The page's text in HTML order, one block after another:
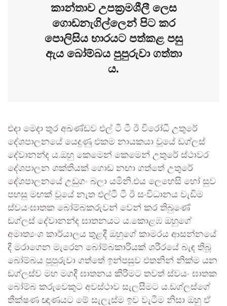
කාන්තාව උපක්‍රමශීලී ලෙස
ගොඩනැගිල්ලෙන් පිට කර
පොලිසිය භාරයට පත්කළ පසු
ඇය බෝම්බය පුපුරුවා ගත්තා
ය.
එදා මෙදා තුර අඛණ්ඩව එල්‍ ටී ටී ඊ විරෝධී උතුරේ
දේශපාලනයේ යෙදුණු එකම නායකයා වූයේ ඩග්ලස්
දේවානන්ද ය.ඔහු කෙමෙන් කෙමෙන් උතුරේ ස්ථාවර
දේශපාලන ශක්තියක් ගොඩ නඟා ගත්තේ උතුරේ
දේශපාලනයේ උඩුගං බලා යමිනි.එය ලෙහෙසි හෝ සුව
පහසු මඟක් වූයේ නැත එල්ටී ටී ඊ සංවිධානය වැඩිම
ස්වයංඝාතක බෝම්බකරුවන් වෙන් කර තිබුණේ
ඩග්ලස් දේවානන්ද ඝාතනයට ය.කොළඹ ඔහුගේ
අමාත්‍යංශ කාර්යාලය තුළදී ඔහුගේ කාමරය ආසන්නයේ
දී මරාගෙන මැරෙන බෝම්බකාරියක් ශරීරයේ බැඳ තිබූ
බෝම්බය පුපුරුවා ගත්තේ ඉන්පසුව එතනින් නික්ම යන
ඩග්ලස්ව මහ මගදී ඝාතනය කිරීමට තවත් ස්වයං ඝාතක
බෝම්බ කරුවෙකුට අවස්ථාව සැලසීමට ය.ඩග්ලස්ගේ
තීක්ෂණ ඥාණයට මේ සැලැස්ම ඉව වැටීම නිසා ඔහු ඒ